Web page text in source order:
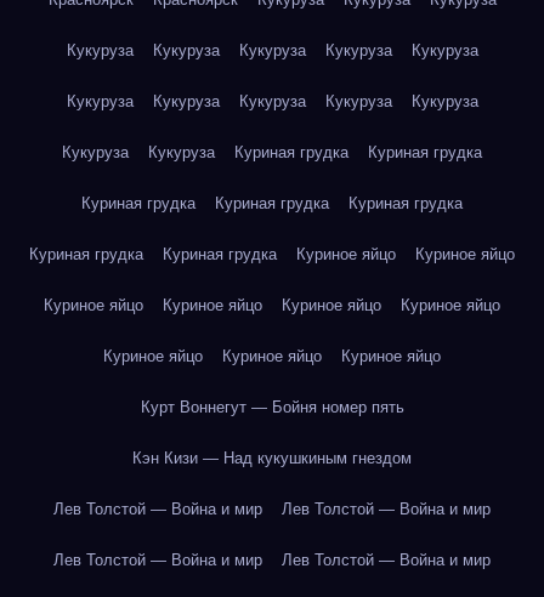
Кукуруза Кукуруза Кукуруза Кукуруза Кукуруза
Кукуруза Кукуруза Кукуруза Кукуруза Кукуруза
Кукуруза Кукуруза Куриная грудка Куриная грудка
Куриная грудка Куриная грудка Куриная грудка
Куриная грудка Куриная грудка Куриное яйцо Куриное яйцо
Куриное яйцо Куриное яйцо Куриное яйцо Куриное яйцо
Куриное яйцо Куриное яйцо Куриное яйцо
Курт Воннегут — Бойня номер пять
Кэн Кизи — Над кукушкиным гнездом
Лев Толстой — Война и мир Лев Толстой — Война и мир
Лев Толстой — Война и мир Лев Толстой — Война и мир